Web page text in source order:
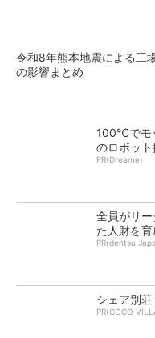
令和8年熊本地震による工
の影響まとめ
100℃でモ
のロボット
PR(Dreame)
全員がリ
た人財を育
PR(dentsu
シェア別
PR(COCO